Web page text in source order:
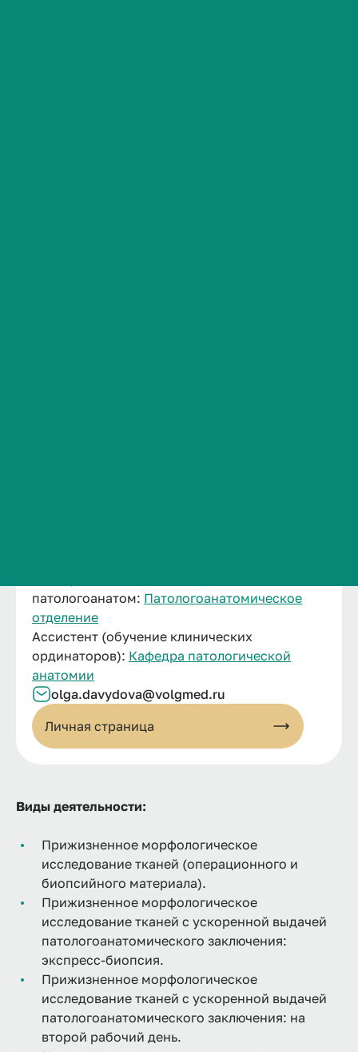
патологоанатом: Патологоанатомическое
отделение
Ассистент (обучение клинических
ординаторов): Кафедра патологической
анатомии
olga.davydova@volgmed.ru
Личная страница
Виды деятельности:
Прижизненное морфологическое
исследование тканей (операционного и
биопсийного материала).
Прижизненное морфологическое
исследование тканей с ускоренной выдачей
патологоанатомического заключения:
экспресс-биопсия.
Прижизненное морфологическое
исследование тканей с ускоренной выдачей
патологоанатомического заключения: на
второй рабочий день.